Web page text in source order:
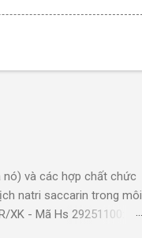
0 % Hs code 0201
meat inc. ariake meat
meat inc. ariake
code 0201
và các hợp chất chức
natri saccarin trong môi
- Mã Hs 29251100: